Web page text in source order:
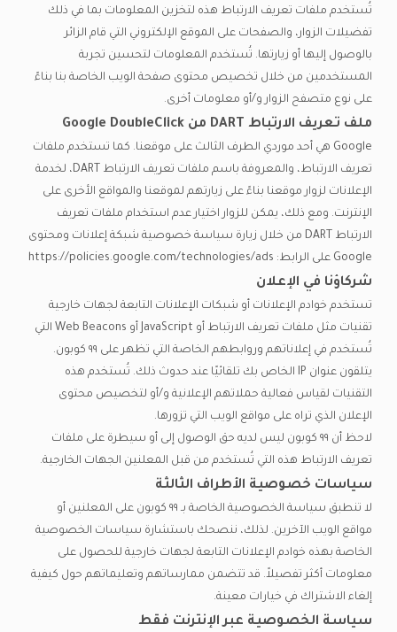
تُستخدم ملفات تعريف الارتباط هذه لتخزين المعلومات بما في ذلك
تفضيلات الزوار، والصفحات على الموقع الإلكتروني التي قام الزائر
بالوصول إليها أو زيارتها. تُستخدم المعلومات لتحسين تجربة
المستخدمين من خلال تخصيص محتوى صفحة الويب الخاصة بنا بناءً
على نوع متصفح الزوار و/أو معلومات أخرى.
ملف تعريف الارتباط DART من Google DoubleClick
Google هي أحد موردي الطرف الثالث على موقعنا. كما تستخدم ملفات
تعريف الارتباط، والمعروفة باسم ملفات تعريف الارتباط DART، لخدمة
الإعلانات لزوار موقعنا بناءً على زيارتهم لموقعنا والمواقع الأخرى على
الإنترنت. ومع ذلك، يمكن للزوار اختيار عدم استخدام ملفات تعريف
الارتباط DART من خلال زيارة سياسة خصوصية شبكة إعلانات ومحتوى
Google على الرابط: https://policies.google.com/technologies/ads
شركاؤنا في الإعلان
تستخدم خوادم الإعلانات أو شبكات الإعلانات التابعة لجهات خارجية
تقنيات مثل ملفات تعريف الارتباط أو JavaScript أو Web Beacons التي
تُستخدم في إعلاناتهم وروابطهم الخاصة التي تظهر على ٩٩ كوبون.
يتلقون عنوان IP الخاص بك تلقائيًا عند حدوث ذلك. تُستخدم هذه
التقنيات لقياس فعالية حملاتهم الإعلانية و/أو لتخصيص محتوى
الإعلان الذي تراه على مواقع الويب التي تزورها.
لاحظ أن ٩٩ كوبون ليس لديه حق الوصول إلى أو سيطرة على ملفات
تعريف الارتباط هذه التي تُستخدم من قبل المعلنين الجهات الخارجية.
سياسات خصوصية الأطراف الثالثة
لا تنطبق سياسة الخصوصية الخاصة بـ ٩٩ كوبون على المعلنين أو
مواقع الويب الآخرين. لذلك، ننصحك باستشارة سياسات الخصوصية
الخاصة بهذه خوادم الإعلانات التابعة لجهات خارجية للحصول على
معلومات أكثر تفصيلاً. قد تتضمن ممارساتهم وتعليماتهم حول كيفية
إلغاء الاشتراك في خيارات معينة.
سياسة الخصوصية عبر الإنترنت فقط